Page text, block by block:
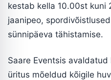
kestab kella 10.00st kuni
jaanipeo,
sünnipäeva tähistamise.
Saare Eventsis
üritus mõeldud kõigile